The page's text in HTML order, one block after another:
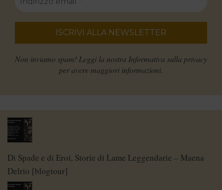
Non inviamo spam! Leggi la nostra Informativa sulla privacy
per avere maggiori informazioni.
Di Spade e di Eroi, Storie di Lame Leggendarie – Maena
Delrio [blogtour]